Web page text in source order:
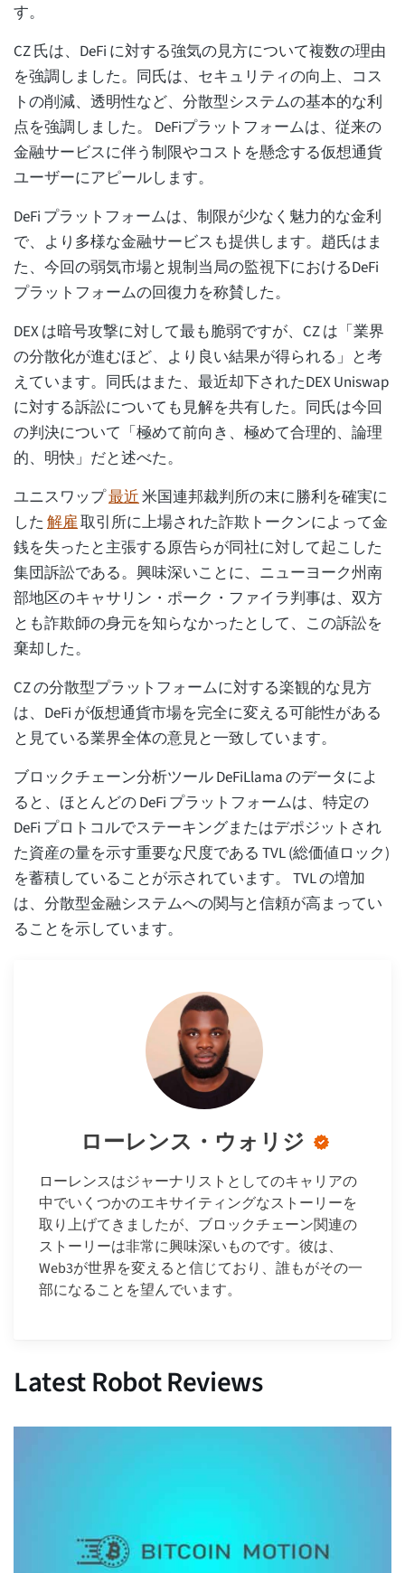
す。
CZ 氏は、DeFi に対する強気の見方について複数の理由
を強調しました。同氏は、セキュリティの向上、コス
トの削減、透明性など、分散型システムの基本的な利
点を強調しました。 DeFiプラットフォームは、従来の
金融サービスに伴う制限やコストを懸念する仮想通貨
ユーザーにアピールします。
DeFi プラットフォームは、制限が少なく魅力的な金利
で、より多様な金融サービスも提供します。趙氏はま
た、今回の弱気市場と規制当局の監視下におけるDeFi
プラットフォームの回復力を称賛した。
DEX は暗号攻撃に対して最も脆弱ですが、CZ は「業界
の分散化が進むほど、より良い結果が得られる」と考
えています。同氏はまた、最近却下されたDEX Uniswap
に対する訴訟についても見解を共有した。同氏は今回
の判決について「極めて前向き、極めて合理的、論理
的、明快」だと述べた。
ユニスワップ最近米国連邦裁判所の末に勝利を確実に
した解雇取引所に上場された詐欺トークンによって金
銭を失ったと主張する原告らが同社に対して起こした
集団訴訟である。興味深いことに、ニューヨーク州南
部地区のキャサリン・ポーク・ファイラ判事は、双方
とも詐欺師の身元を知らなかったとして、この訴訟を
棄却した。
CZ の分散型プラットフォームに対する楽観的な見方
は、DeFi が仮想通貨市場を完全に変える可能性がある
と見ている業界全体の意見と一致しています。
ブロックチェーン分析ツール DeFiLlama のデータによ
ると、ほとんどの DeFi プラットフォームは、特定の
DeFi プロトコルでステーキングまたはデポジットされ
た資産の量を示す重要な尺度である TVL (総価値ロック)
を蓄積していることが示されています。 TVL の増加
は、分散型金融システムへの関与と信頼が高まってい
ることを示しています。
ローレンス・ウォリジ
ローレンスはジャーナリストとしてのキャリアの
中でいくつかのエキサイティングなストーリーを
取り上げてきましたが、ブロックチェーン関連の
ストーリーは非常に興味深いものです。彼は、
Web3が世界を変えると信じており、誰もがその一
部になることを望んでいます。
Latest Robot Reviews